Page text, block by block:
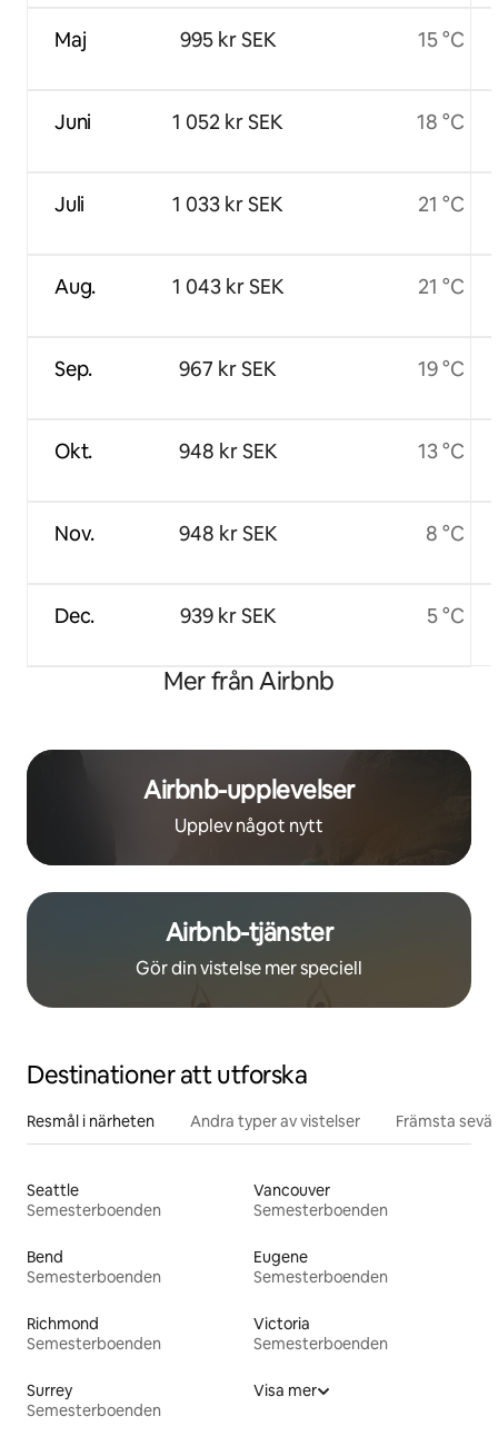
Maj
Juni
Juli
Aug.
Sep.
Okt.
Nov.
Dec.
995 kr SEK
1 052 kr SEK
1 033 kr SEK
1 043 kr SEK
967 kr SEK
948 kr SEK
948 kr SEK
939 kr SEK
15 °C
18 °C
21 °C
21 °C
19 °C
13 °C
8 °C
5 °C
Mer från Airbnb
Airbnb-upplevelser
Upplev något nytt
Airbnb-tjänster
Gör din vistelse mer speciell
Destinationer att utforska
Resmål i närheten Andra typer av vistelser Främsta
Seattle
Semesterboenden
Vancouver
Semesterboenden
Bend
Semesterboenden
Eugene
Semesterboenden
Richmond
Semesterboenden
Victoria
Semesterboenden
Surrey
Semesterboenden
Visa mer